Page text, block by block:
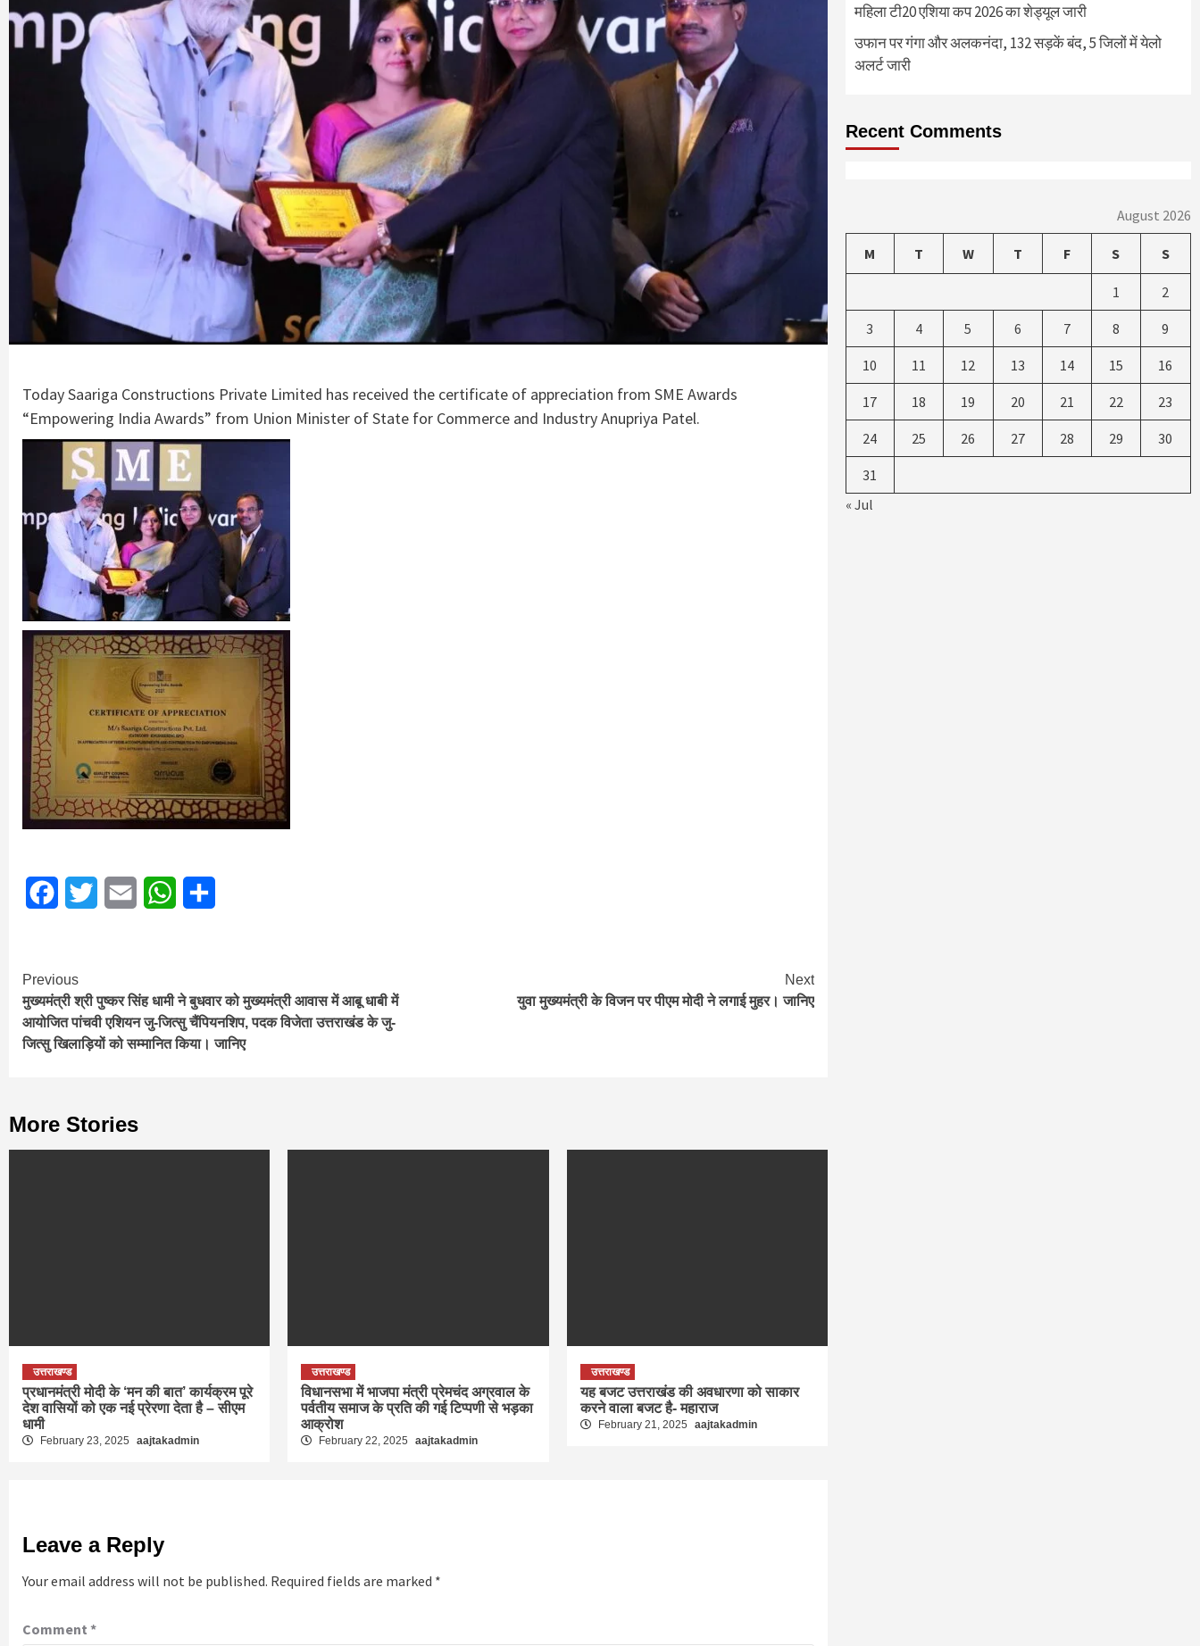
Today Saariga Constructions Private Limited has received the certificate of appreciation from SME Awards
“Empowering India Awards” from Union Minister of State for Commerce and Industry Anupriya Patel.
FacebookTwitter Email WhatsApp
Continue
Reading
Previous
मुख्यमंत्री श्री पुष्कर सिंह धामी ने बुधवार को मुख्यमंत्री आवास में आबू धाबी में
आयोजित पांचवी एशियन जु-जित्सु चैंपियनशिप, पदक विजेता उत्तराखंड के जु-
जित्सु खिलाड़ियों को सम्मानित किया। जानिए
Next
युवा मुख्यमंत्री के विजन पर पीएम मोदी ने लगाई मुहर। जानिए
More Stories
उत्तराखण्ड
प्रधानमंत्री मोदी के ‘मन की बात’ कार्यक्रम पूरे
देश वासियों को एक नई प्रेरणा देता है – सीएम
धामी
February 23, 2025 aajtakadmin
उत्तराखण्ड
विधानसभा में भाजपा मंत्री प्रेमचंद अग्रवाल के
पर्वतीय समाज के प्रति की गई टिप्पणी से भड़का
आक्रोश
February 22, 2025 aajtakadmin
उत्तराखण्ड
यह बजट उत्तराखंड की अवधारणा को साकार
करने वाला बजट है- महाराज
February 21, 2025 aajtakadmin
Leave a Reply
Your email address will not be published. Required fields are marked *
Comment *
महिला टी20 एशिया कप 2026 का शेड्यूल जारी
उफान पर गंगा और अलकनंदा, 132 सड़कें बंद, 5 जिलों में येलो
अलर्ट जारी
Recent Comments
August 2026
M T W T F S S
1 2
3 4 5 6 7 8 9
10 11 12 13 14 15 16
17 18 19 20 21 22 23
24 25 26 27 28 29 30
31
« Jul